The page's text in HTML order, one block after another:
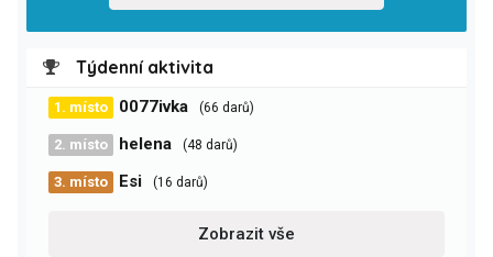
Týdenní aktivita
1. místo 0077ivka (66 darů)
2. místo helena (48 darů)
3. místo Esi (16 darů)
Zobrazit vše